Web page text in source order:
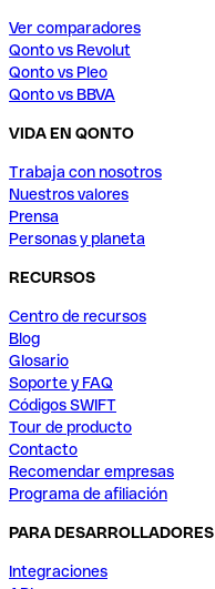
Ver comparadores
Qonto vs Revolut
Qonto vs Pleo
Qonto vs BBVA
VIDA EN QONTO
Trabaja con nosotros
Nuestros valores
Prensa
Personas y planeta
RECURSOS
Centro de recursos
Blog
Glosario
Soporte y FAQ
Códigos SWIFT
Tour de producto
Contacto
Recomendar empresas
Programa de afiliación
PARA DESARROLLADORES
Integraciones